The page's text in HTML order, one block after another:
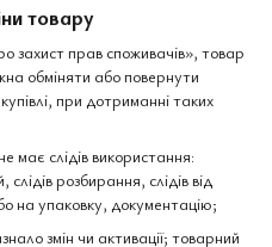
товару
захист прав споживачів», товар
обміняти або повернути
при дотриманні таких
має слідів використання:
розбирання, слідів від
на упаковку, документацію;
змін чи активації; товарний